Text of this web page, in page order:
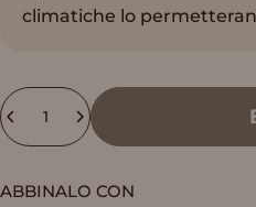
climatiche lo
Quantità
ABBINALO CON